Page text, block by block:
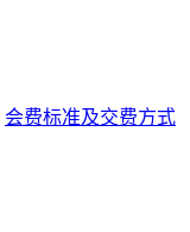
会费标准及交费方式